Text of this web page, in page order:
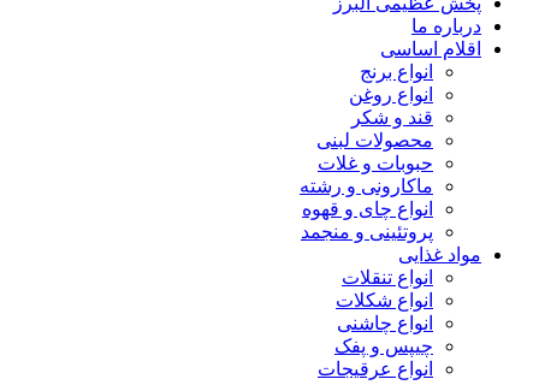
درباره ما
اقلام اساسی
انواع برنج
انواع روغن
قند و شکر
محصولات لبنی
حبوبات و غلات
ماکارونی و رشته
انواع چای و قهوه
پروتئینی و منجمد
مواد غذایی
انواع تنقلات
انواع شکلات
انواع چاشنی
چیپس و پفک
انواع عرقیجات